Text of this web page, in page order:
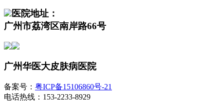
医院地址：
广州市荔湾区南岸路66号
广州华医大皮肤病医院
备案号： 粤ICP备15106860号-21
电话热线：153-2233-8929